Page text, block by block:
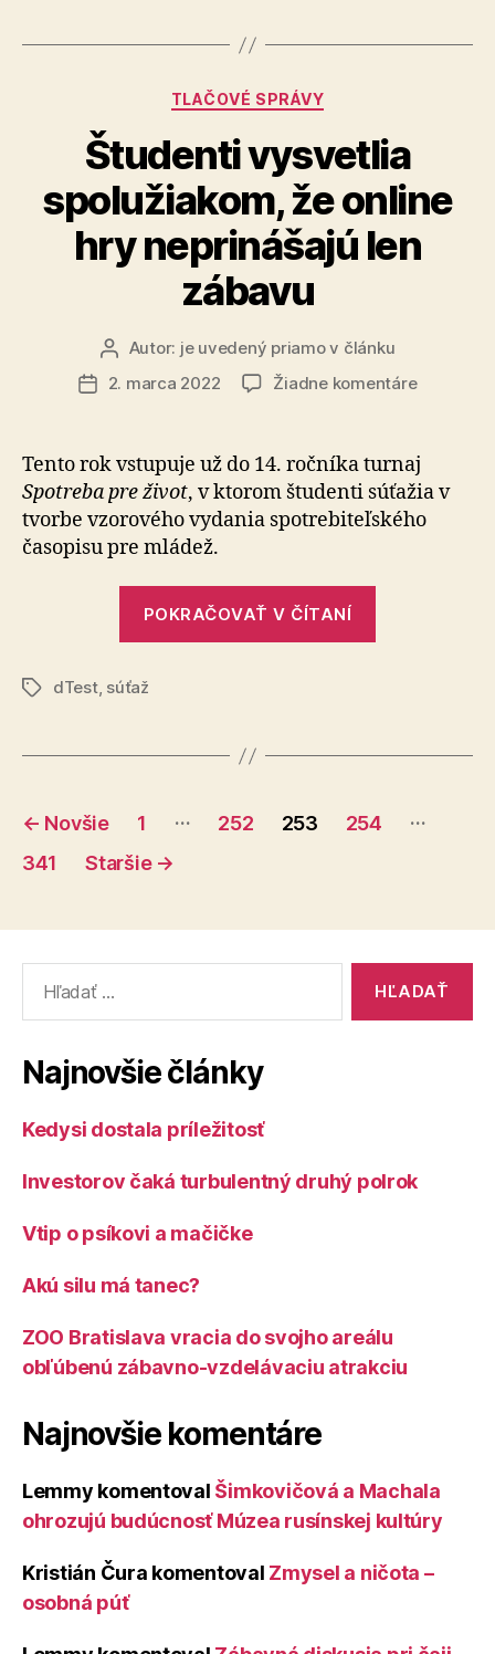
Kedy
Kategórie
TLAČOVÉ SPRÁVY
Študenti vysvetlia
spolužiakom, že online
hry neprinášajú len
zábavu
Autor
článku
Autor: je uvedený priamo v článku
Dátum
2. marca 2022 Žiadne komentárena
že
online
hry
Tento rok vstupuje už do 14. ročníka turnaj
Spotreba pre život, v ktorom študenti súťažia v
tvorbe vzorového vydania spotrebiteľského
časopisu pre mládež.
POKRAČOVAŤ V ČÍTANÍ
hry
zábavu“
Značky
dTest, súťaž
Stránkovanie
príspevkov
← Novšie 1 … 252 253 254
…
341
Staršie →
Najnovšie články
Kedysi dostala príležitosť
Investorov čaká turbulentný druhý polrok
Vtip o psíkovi a mačičke
Akú silu má tanec?
ZOO Bratislava vracia do svojho areálu
obľúbenú zábavno-vzdelávaciu atrakciu
Najnovšie komentáre
Lemmy komentoval Šimkovičová a Machala
ohrozujú budúcnosť Múzea rusínskej kultúry
Kristián Čura komentoval Zmysel a ničota –
osobná púť